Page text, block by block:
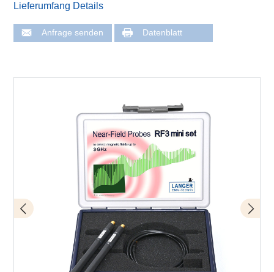
Lieferumfang Details
Anfrage senden Datenblatt
Anwendung RF-R0.3-3
Messanordnung Nahfeldsonden